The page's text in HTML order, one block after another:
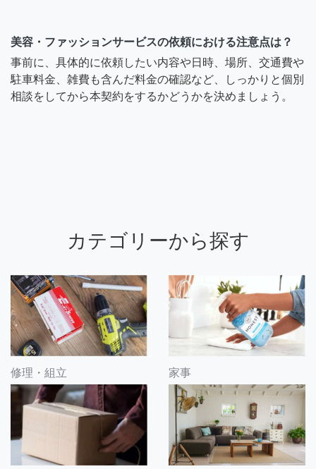
美容・ファッションサービスの依頼における注意点は？
事前に、具体的に依頼したい内容や日時、場所、交通費や
駐車料金、雑費も含んだ料金の確認など、しっかりと個別
相談をしてから本契約をするかどうかを決めましょう。
カテゴリーから探す
修理・組立 家事